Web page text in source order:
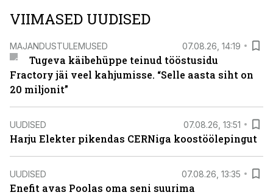
VIIMASED UUDISED
MAJANDUSTULEMUSED 07.08.26, 14:19
Tugeva käibehüppe teinud tööstusidu
Fractory jäi veel kahjumisse. “Selle aasta siht on
20 miljonit”
UUDISED 07.08.26, 13:51
Harju Elekter pikendas CERNiga koostöölepingut
UUDISED 07.08.26, 13:35
Enefit avas Poolas oma seni suurima